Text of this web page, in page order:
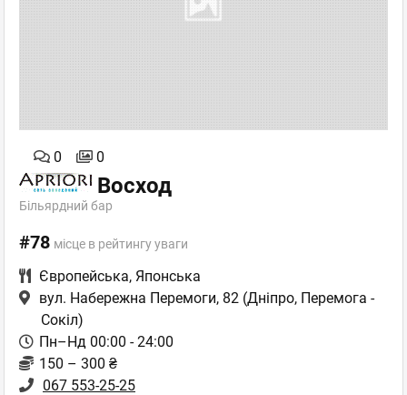
0 0
Восход
Більярдний бар
#78 місце в рейтингу уваги
Європейська, Японська
вул. Набережна Перемоги, 82 (Дніпро, Перемога -
Сокіл)
Пн–Нд 00:00 - 24:00
150 – 300 ₴
067 553-25-25